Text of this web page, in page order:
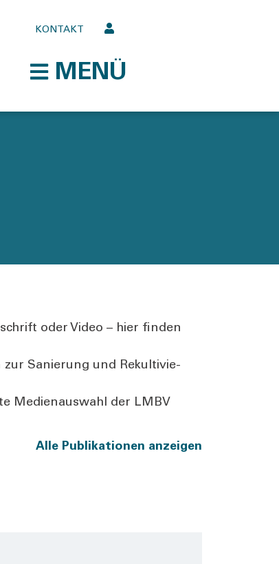
KONTAKT
MENÜ
oder Video – hier fin­den
zur Sanie­rung und Rekul­ti­vie­
Medi­en­aus­wahl der LMBV
Alle Publi­ka­tio­nen anzei­gen